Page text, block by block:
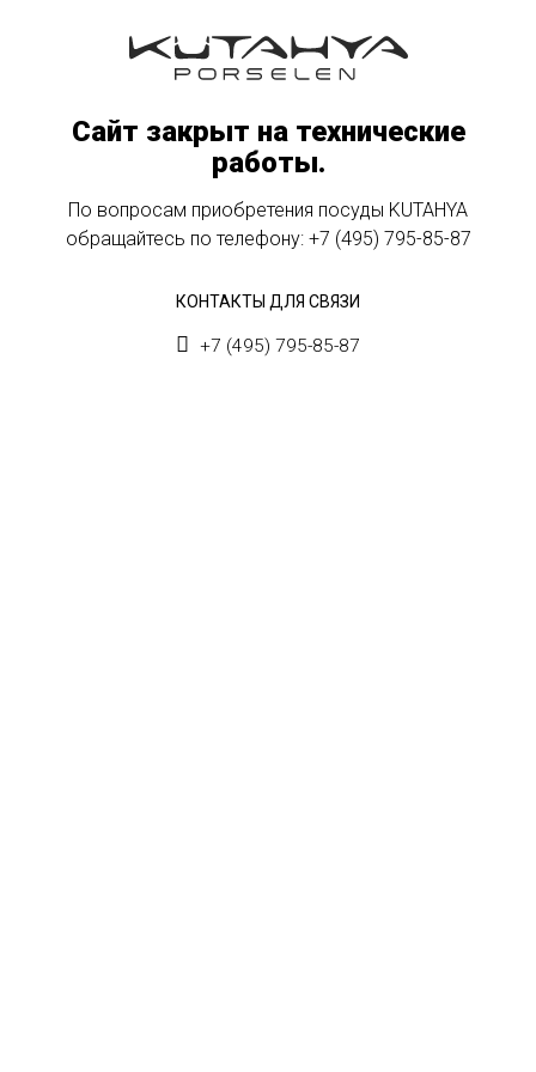
Сайт закрыт на технические
работы.
По вопросам приобретения посуды KUTAHYA
обращайтесь по телефону: +7 (495) 795-85-87
КОНТАКТЫ ДЛЯ СВЯЗИ
+7 (495) 795-85-87